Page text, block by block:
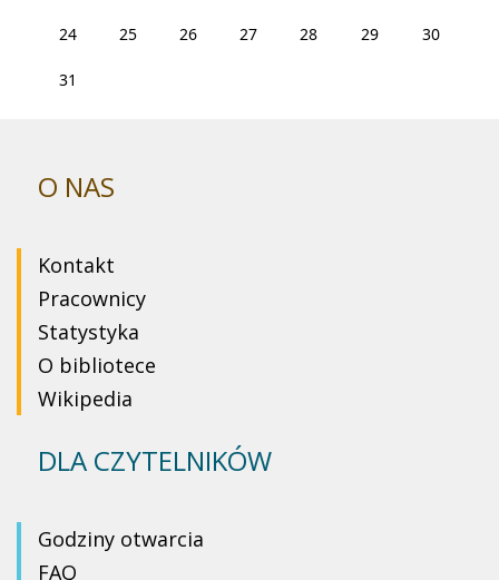
24 25 26 27 28 29 30
31
O NAS
Kontakt
Pracownicy
Statystyka
O bibliotece
Wikipedia
DLA CZYTELNIKÓW
Godziny otwarcia
FAQ